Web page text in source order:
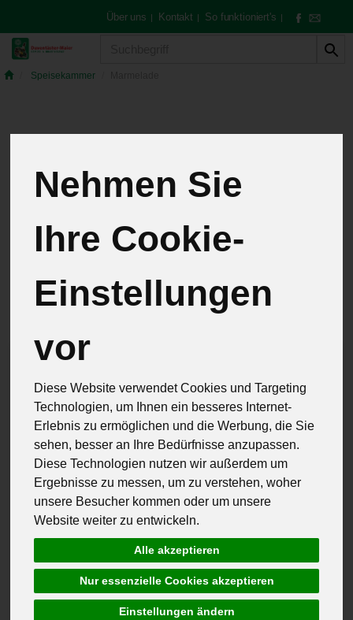
Nehmen Sie
Ihre Cookie-
Einstellungen
vor
Diese Website verwendet Cookies und Targeting
Technologien, um Ihnen ein besseres Internet-
Erlebnis zu ermöglichen und die Werbung, die Sie
sehen, besser an Ihre Bedürfnisse anzupassen.
Diese Technologien nutzen wir außerdem um
Ergebnisse zu messen, um zu verstehen, woher
unsere Besucher kommen oder um unsere
Website weiter zu entwickeln.
Alle akzeptieren
Nur essenzielle Cookies akzeptieren
Einstellungen ändern
Über uns | Kontakt | So funktioniert's |
Speisekammer
Marmelade